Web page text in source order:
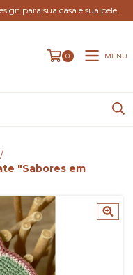
para sua casa e sua pele.
0 MENU
/
"Sabores em